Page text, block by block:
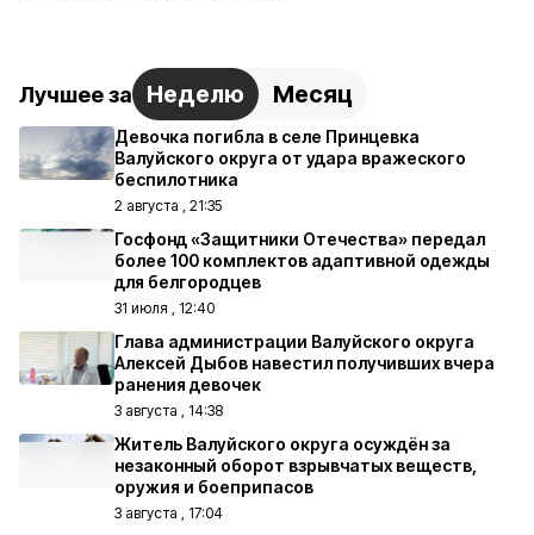
Лучшее за Неделю Месяц
Девочка погибла в селе Принцевка
Валуйского округа от удара вражеского
беспилотника
2 августа , 21:35
Госфонд «Защитники Отечества» передал
более 100 комплектов адаптивной одежды
для белгородцев
31 июля , 12:40
Глава администрации Валуйского округа
Алексей Дыбов навестил получивших вчера
ранения девочек
3 августа , 14:38
Житель Валуйского округа осуждён за
незаконный оборот взрывчатых веществ,
оружия и боеприпасов
3 августа , 17:04